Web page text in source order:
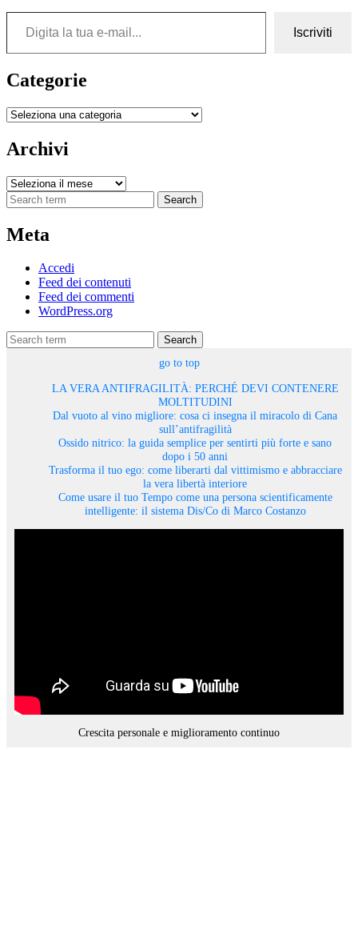
Digita la tua e-mail...
Iscriviti
Categorie
Categorie
Archivi
Archivi
Search
Meta
Accedi
Feed dei contenuti
Feed dei commenti
WordPress.org
Search
go to top
LA VERA ANTIFRAGILITÀ: PERCHÉ DEVI CONTENERE
MOLTITUDINI
Dal vuoto al vino migliore: cosa ci insegna il miracolo di Cana
sull’antifragilità
Ossido nitrico: la guida semplice per sentirti più forte e sano
dopo i 50 anni
Trasforma il tuo ego: come liberarti dal vittimismo e abbracciare
la vera libertà interiore
Come usare il tuo Tempo come una persona scientificamente
intelligente: il sistema Dis/Co di Marco Costanzo
Crescita personale e miglioramento continuo